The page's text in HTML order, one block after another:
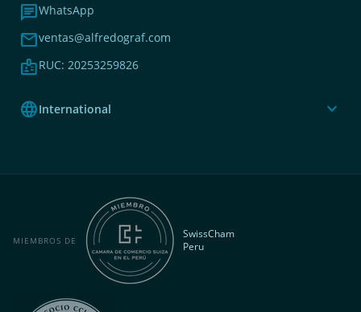
chatWhatsApp
mailventas@alfredograf.com
badgeRUC: 20253259826
languageInternational expand_more
MIEMBROS DE
SwissCham
Peru